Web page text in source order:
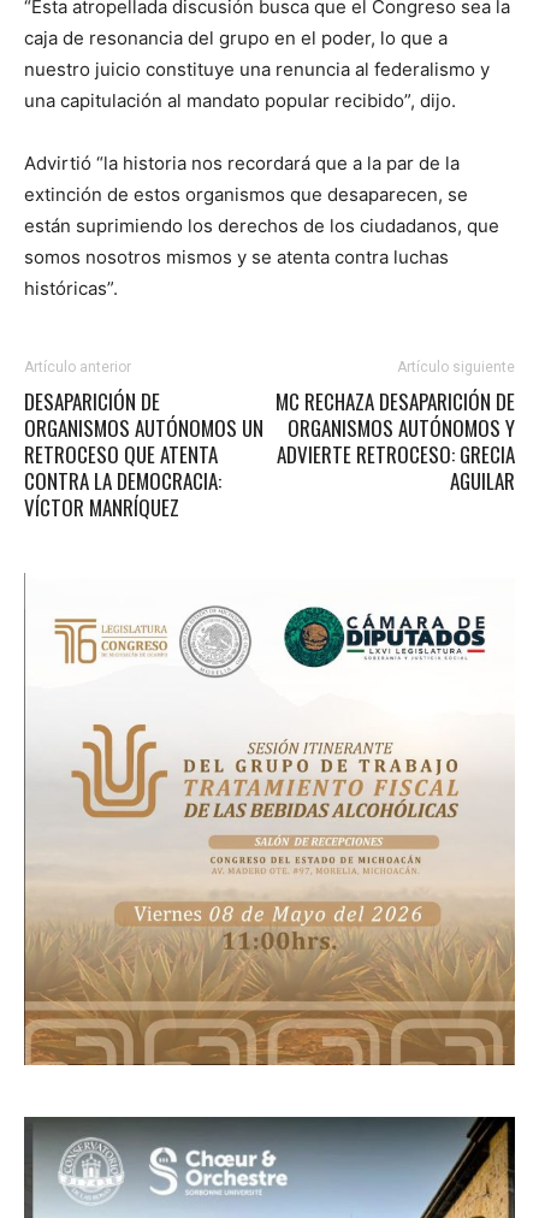
“Esta atropellada discusión busca que el Congreso sea la
caja de resonancia del grupo en el poder, lo que a
nuestro juicio constituye una renuncia al federalismo y
una capitulación al mandato popular recibido”, dijo.
Advirtió “la historia nos recordará que a la par de la
extinción de estos organismos que desaparecen, se
están suprimiendo los derechos de los ciudadanos, que
somos nosotros mismos y se atenta contra luchas
históricas”.
Artículo anterior
DESAPARICIÓN DE
ORGANISMOS AUTÓNOMOS UN
RETROCESO QUE ATENTA
CONTRA LA DEMOCRACIA:
VÍCTOR MANRÍQUEZ
Artículo siguiente
MC RECHAZA DESAPARICIÓN DE
ORGANISMOS AUTÓNOMOS Y
ADVIERTE RETROCESO: GRECIA
AGUILAR